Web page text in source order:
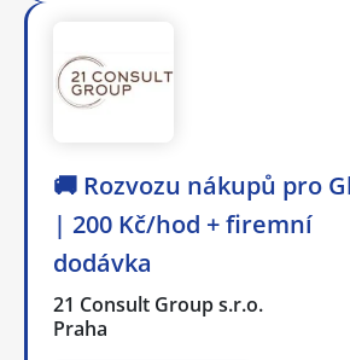
🚚 Rozvozu nákupů pro
| 200 Kč/hod + firemní
dodávka
21 Consult Group s.r.o.
Praha